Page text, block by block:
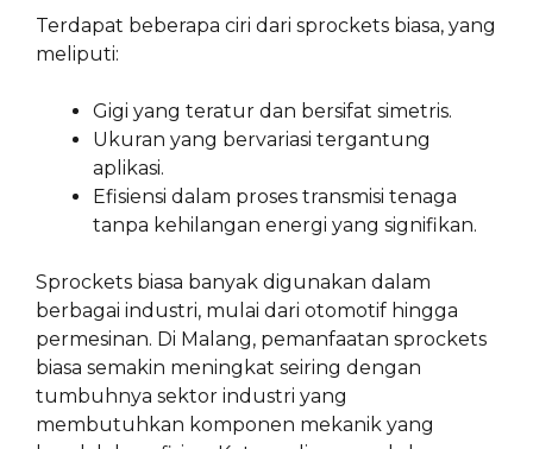
Terdapat beberapa ciri dari sprockets biasa, yang
meliputi:
Gigi yang teratur dan bersifat simetris.
Ukuran yang bervariasi tergantung
aplikasi.
Efisiensi dalam proses transmisi tenaga
tanpa kehilangan energi yang signifikan.
Sprockets biasa banyak digunakan dalam
berbagai industri, mulai dari otomotif hingga
permesinan. Di Malang, pemanfaatan sprockets
biasa semakin meningkat seiring dengan
tumbuhnya sektor industri yang
membutuhkan komponen mekanik yang